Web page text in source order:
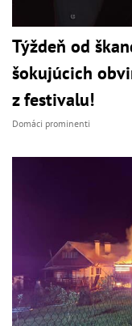
Týždeň od
šokujúcich
z festivalu!
Domáci prominenti